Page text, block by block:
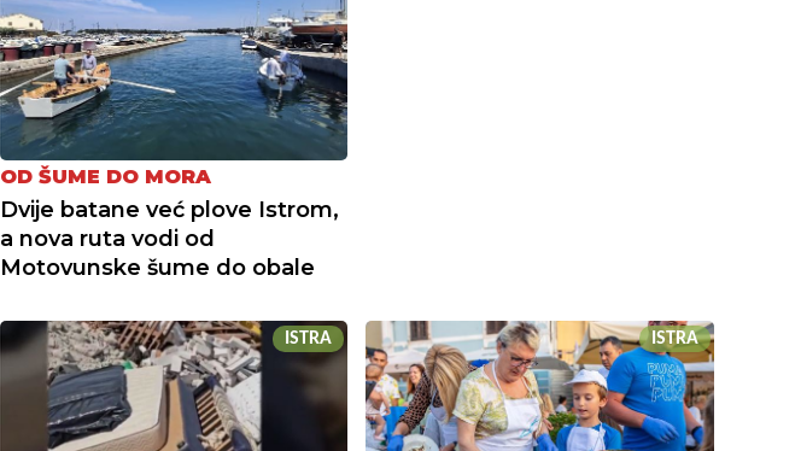
OD ŠUME DO MORA
Dvije batane već plove Istrom,
a nova ruta vodi od
Motovunske šume do obale
ISTRA ISTRA